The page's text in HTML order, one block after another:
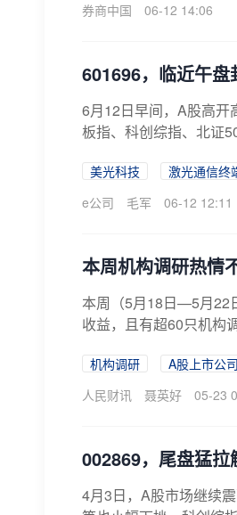
券商中国
06-12 14:06
601696，临近午
6月12日早间，A股高开
板指、科创综指、北证
美光科技 激光通信终
e公司
毛军 06-12 12:11
本周机构调研热情
本周（5月18日—5月22
收益，且有超60只机构
机构调研 A股上市公司
人民财讯
聂英好 05-23
002869，尾盘猛
4月3日，A股市场继续